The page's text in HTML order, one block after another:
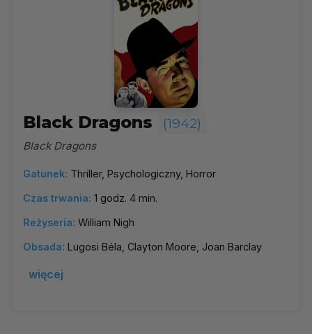
Black Dragons (1942)
Black Dragons
Gatunek: Thriller, Psychologiczny, Horror
Czas trwania: 1 godz. 4 min.
Reżyseria: William Nigh
Obsada: Lugosi Béla, Clayton Moore, Joan Barclay
więcej